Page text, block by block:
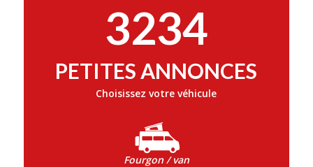
3234
PETITES ANNONCES
Choisissez votre véhicule
Fourgon / van